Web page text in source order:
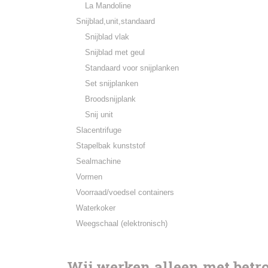
La Mandoline
Snijblad,unit,standaard
Snijblad vlak
Snijblad met geul
Standaard voor snijplanken
Set snijplanken
Broodsnijplank
Snij unit
Slacentrifuge
Stapelbak kunststof
Sealmachine
Vormen
Voorraad/voedsel containers
Waterkoker
Weegschaal (elektronisch)